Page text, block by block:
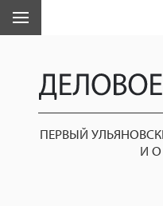
ПЕРВЫЙ
И О